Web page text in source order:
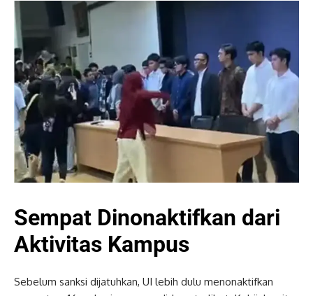
Sempat Dinonaktifkan dari
Aktivitas Kampus
Sebelum sanksi dijatuhkan, UI lebih dulu menonaktifkan